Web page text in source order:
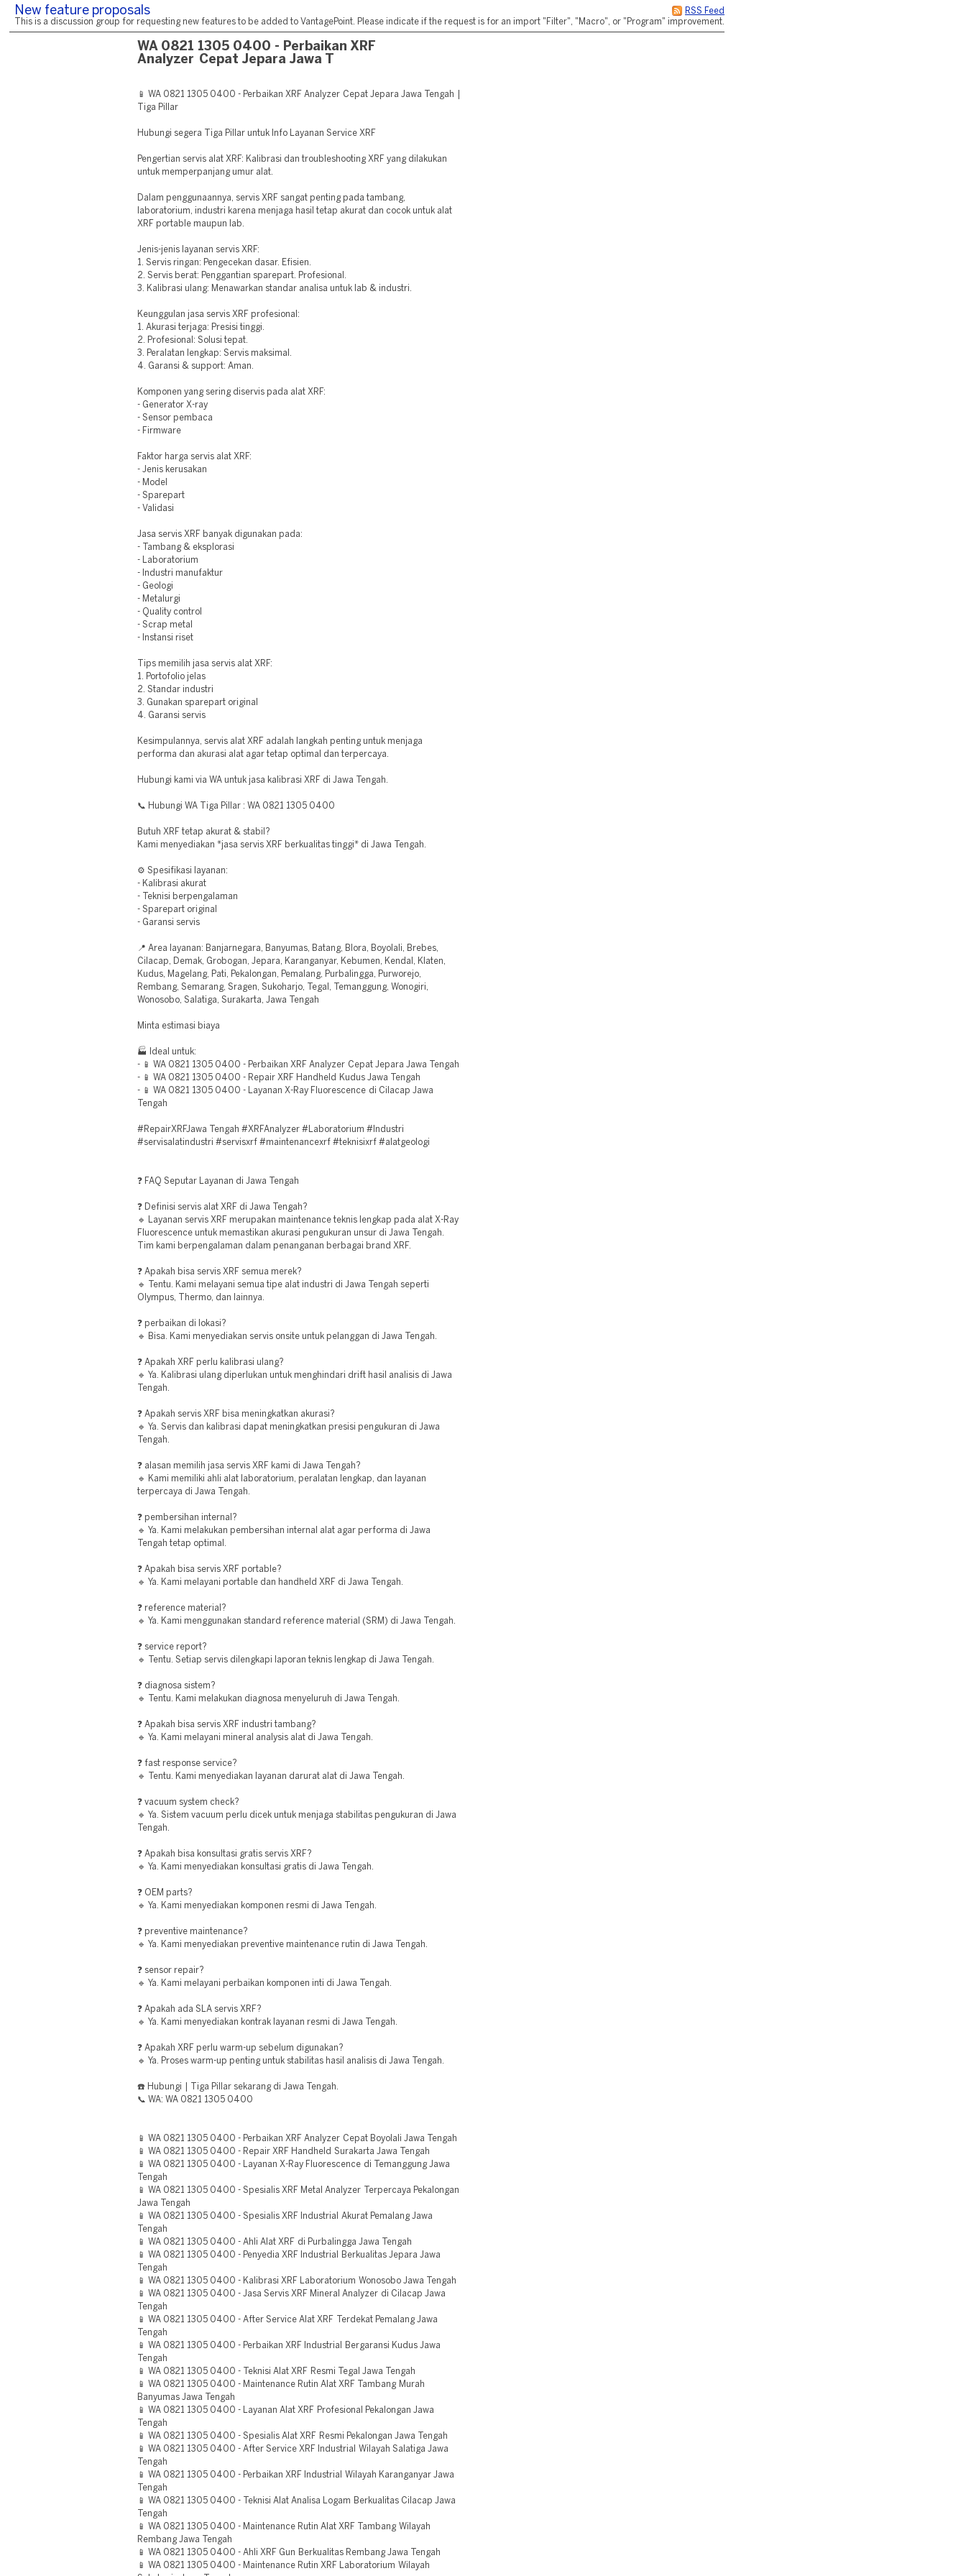
RSS Feed
New feature proposals
This is a discussion group for requesting new features to be added to VantagePoint. Please indicate if the request is for an import "Filter", "Macro", or "Program" improvement.
WA 0821 1305 0400 - Perbaikan XRF
Analyzer Cepat Jepara Jawa T
📱 WA 0821 1305 0400 - Perbaikan XRF Analyzer Cepat Jepara Jawa Tengah |
Tiga Pillar
Hubungi segera Tiga Pillar untuk Info Layanan Service XRF
Pengertian servis alat XRF: Kalibrasi dan troubleshooting XRF yang dilakukan
untuk memperpanjang umur alat.
Dalam penggunaannya, servis XRF sangat penting pada tambang,
laboratorium, industri karena menjaga hasil tetap akurat dan cocok untuk alat
XRF portable maupun lab.
Jenis-jenis layanan servis XRF:
1. Servis ringan: Pengecekan dasar. Efisien.
2. Servis berat: Penggantian sparepart. Profesional.
3. Kalibrasi ulang: Menawarkan standar analisa untuk lab & industri.
Keunggulan jasa servis XRF profesional:
1. Akurasi terjaga: Presisi tinggi.
2. Profesional: Solusi tepat.
3. Peralatan lengkap: Servis maksimal.
4. Garansi & support: Aman.
Komponen yang sering diservis pada alat XRF:
- Generator X-ray
- Sensor pembaca
- Firmware
Faktor harga servis alat XRF:
- Jenis kerusakan
- Model
- Sparepart
- Validasi
Jasa servis XRF banyak digunakan pada:
- Tambang & eksplorasi
- Laboratorium
- Industri manufaktur
- Geologi
- Metalurgi
- Quality control
- Scrap metal
- Instansi riset
Tips memilih jasa servis alat XRF:
1. Portofolio jelas
2. Standar industri
3. Gunakan sparepart original
4. Garansi servis
Kesimpulannya, servis alat XRF adalah langkah penting untuk menjaga
performa dan akurasi alat agar tetap optimal dan terpercaya.
Hubungi kami via WA untuk jasa kalibrasi XRF di Jawa Tengah.
📞 Hubungi WA Tiga Pillar : WA 0821 1305 0400
Butuh XRF tetap akurat & stabil?
Kami menyediakan *jasa servis XRF berkualitas tinggi* di Jawa Tengah.
⚙️ Spesifikasi layanan:
- Kalibrasi akurat
- Teknisi berpengalaman
- Sparepart original
- Garansi servis
📍 Area layanan: Banjarnegara, Banyumas, Batang, Blora, Boyolali, Brebes,
Cilacap, Demak, Grobogan, Jepara, Karanganyar, Kebumen, Kendal, Klaten,
Kudus, Magelang, Pati, Pekalongan, Pemalang, Purbalingga, Purworejo,
Rembang, Semarang, Sragen, Sukoharjo, Tegal, Temanggung, Wonogiri,
Wonosobo, Salatiga, Surakarta, Jawa Tengah
Minta estimasi biaya
🏭 Ideal untuk:
- 📱 WA 0821 1305 0400 - Perbaikan XRF Analyzer Cepat Jepara Jawa Tengah
- 📱 WA 0821 1305 0400 - Repair XRF Handheld Kudus Jawa Tengah
- 📱 WA 0821 1305 0400 - Layanan X-Ray Fluorescence di Cilacap Jawa
Tengah
#RepairXRFJawa Tengah #XRFAnalyzer #Laboratorium #Industri
#servisalatindustri #servisxrf #maintenancexrf #teknisixrf #alatgeologi
❓ FAQ Seputar Layanan di Jawa Tengah
❓ Definisi servis alat XRF di Jawa Tengah?
🔹 Layanan servis XRF merupakan maintenance teknis lengkap pada alat X-Ray
Fluorescence untuk memastikan akurasi pengukuran unsur di Jawa Tengah.
Tim kami berpengalaman dalam penanganan berbagai brand XRF.
❓ Apakah bisa servis XRF semua merek?
🔹 Tentu. Kami melayani semua tipe alat industri di Jawa Tengah seperti
Olympus, Thermo, dan lainnya.
❓ perbaikan di lokasi?
🔹 Bisa. Kami menyediakan servis onsite untuk pelanggan di Jawa Tengah.
❓ Apakah XRF perlu kalibrasi ulang?
🔹 Ya. Kalibrasi ulang diperlukan untuk menghindari drift hasil analisis di Jawa
Tengah.
❓ Apakah servis XRF bisa meningkatkan akurasi?
🔹 Ya. Servis dan kalibrasi dapat meningkatkan presisi pengukuran di Jawa
Tengah.
❓ alasan memilih jasa servis XRF kami di Jawa Tengah?
🔹 Kami memiliki ahli alat laboratorium, peralatan lengkap, dan layanan
terpercaya di Jawa Tengah.
❓ pembersihan internal?
🔹 Ya. Kami melakukan pembersihan internal alat agar performa di Jawa
Tengah tetap optimal.
❓ Apakah bisa servis XRF portable?
🔹 Ya. Kami melayani portable dan handheld XRF di Jawa Tengah.
❓ reference material?
🔹 Ya. Kami menggunakan standard reference material (SRM) di Jawa Tengah.
❓ service report?
🔹 Tentu. Setiap servis dilengkapi laporan teknis lengkap di Jawa Tengah.
❓ diagnosa sistem?
🔹 Tentu. Kami melakukan diagnosa menyeluruh di Jawa Tengah.
❓ Apakah bisa servis XRF industri tambang?
🔹 Ya. Kami melayani mineral analysis alat di Jawa Tengah.
❓ fast response service?
🔹 Tentu. Kami menyediakan layanan darurat alat di Jawa Tengah.
❓ vacuum system check?
🔹 Ya. Sistem vacuum perlu dicek untuk menjaga stabilitas pengukuran di Jawa
Tengah.
❓ Apakah bisa konsultasi gratis servis XRF?
🔹 Ya. Kami menyediakan konsultasi gratis di Jawa Tengah.
❓ OEM parts?
🔹 Ya. Kami menyediakan komponen resmi di Jawa Tengah.
❓ preventive maintenance?
🔹 Ya. Kami menyediakan preventive maintenance rutin di Jawa Tengah.
❓ sensor repair?
🔹 Ya. Kami melayani perbaikan komponen inti di Jawa Tengah.
❓ Apakah ada SLA servis XRF?
🔹 Ya. Kami menyediakan kontrak layanan resmi di Jawa Tengah.
❓ Apakah XRF perlu warm-up sebelum digunakan?
🔹 Ya. Proses warm-up penting untuk stabilitas hasil analisis di Jawa Tengah.
☎️ Hubungi | Tiga Pillar sekarang di Jawa Tengah.
📞 WA: WA 0821 1305 0400
📱 WA 0821 1305 0400 - Perbaikan XRF Analyzer Cepat Boyolali Jawa Tengah
📱 WA 0821 1305 0400 - Repair XRF Handheld Surakarta Jawa Tengah
📱 WA 0821 1305 0400 - Layanan X-Ray Fluorescence di Temanggung Jawa
Tengah
📱 WA 0821 1305 0400 - Spesialis XRF Metal Analyzer Terpercaya Pekalongan
Jawa Tengah
📱 WA 0821 1305 0400 - Spesialis XRF Industrial Akurat Pemalang Jawa
Tengah
📱 WA 0821 1305 0400 - Ahli Alat XRF di Purbalingga Jawa Tengah
📱 WA 0821 1305 0400 - Penyedia XRF Industrial Berkualitas Jepara Jawa
Tengah
📱 WA 0821 1305 0400 - Kalibrasi XRF Laboratorium Wonosobo Jawa Tengah
📱 WA 0821 1305 0400 - Jasa Servis XRF Mineral Analyzer di Cilacap Jawa
Tengah
📱 WA 0821 1305 0400 - After Service Alat XRF Terdekat Pemalang Jawa
Tengah
📱 WA 0821 1305 0400 - Perbaikan XRF Industrial Bergaransi Kudus Jawa
Tengah
📱 WA 0821 1305 0400 - Teknisi Alat XRF Resmi Tegal Jawa Tengah
📱 WA 0821 1305 0400 - Maintenance Rutin Alat XRF Tambang Murah
Banyumas Jawa Tengah
📱 WA 0821 1305 0400 - Layanan Alat XRF Profesional Pekalongan Jawa
Tengah
📱 WA 0821 1305 0400 - Spesialis Alat XRF Resmi Pekalongan Jawa Tengah
📱 WA 0821 1305 0400 - After Service XRF Industrial Wilayah Salatiga Jawa
Tengah
📱 WA 0821 1305 0400 - Perbaikan XRF Industrial Wilayah Karanganyar Jawa
Tengah
📱 WA 0821 1305 0400 - Teknisi Alat Analisa Logam Berkualitas Cilacap Jawa
Tengah
📱 WA 0821 1305 0400 - Maintenance Rutin Alat XRF Tambang Wilayah
Rembang Jawa Tengah
📱 WA 0821 1305 0400 - Ahli XRF Gun Berkualitas Rembang Jawa Tengah
📱 WA 0821 1305 0400 - Maintenance Rutin XRF Laboratorium Wilayah